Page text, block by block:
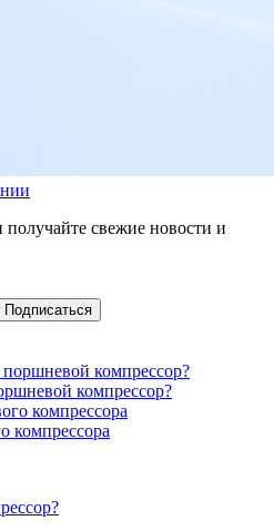
свежие новости и
компрессор?
компрессора